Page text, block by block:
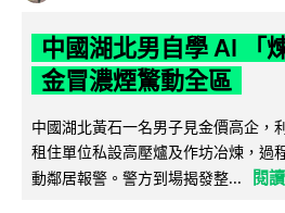
中國湖北男自學 AI 「
金冒濃煙驚動全區
中國湖北黃石一名男子見金價高企，
租住單位私設高壓爐及作坊冶煉，過
動鄰居報警。警方到場揭發整...
閱